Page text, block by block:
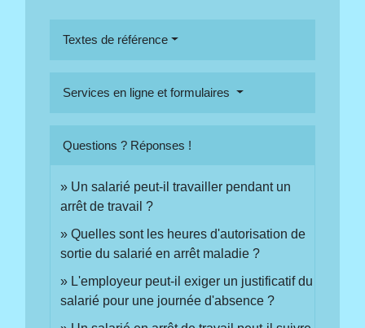
Textes de référence
Services en ligne et formulaires
Questions ? Réponses !
Un salarié peut-il travailler pendant un
arrêt de travail ?
Quelles sont les heures d'autorisation de
sortie du salarié en arrêt maladie ?
L'employeur peut-il exiger un justificatif du
salarié pour une journée d'absence ?